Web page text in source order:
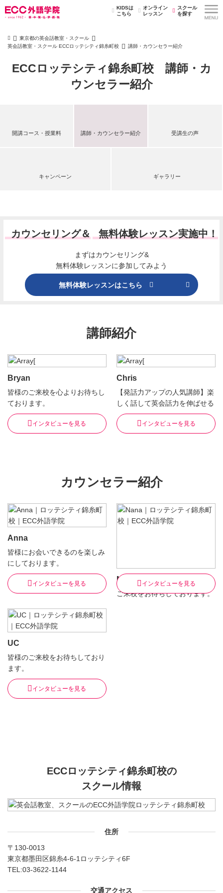
KIDSは
こちら
オンライン
レッスン
スクール
を探す
東京都の英会話教室・スクール
英会話教室・スクール ECCロッテシティ錦糸町校
講師・カウンセラー紹介
ECCロッテシティ錦糸町校 講師・カ
ウンセラー紹介
開講コース・授業料 講師・カウンセラー紹介 受講生の声
キャンペーン ギャラリー
カウンセリング＆ 無料体験レッスン実施中！
まずはカウンセリング&
無料体験レッスンに参加してみよう
無料体験レッスンはこちら
講師紹介
Bryan
皆様のご来校を心よりお待ちし
ております。
インタビューを見る
Chris
【発話力アップの人気講師】楽
しく話して英会話力を伸ばせる
インタビューを見る
カウンセラー紹介
Anna
皆様にお会いできるのを楽しみ
にしております。
インタビューを見る Nana
ご来校をお待ちしております。
インタビューを見る
UC
皆様のご来校をお待ちしており
ます。
インタビューを見る
ECCロッテシティ錦糸町校の
スクール情報
住所
〒130-0013
東京都墨田区錦糸4-6-1ロッテシティ6F
TEL:03-3622-1144
交通アクセス